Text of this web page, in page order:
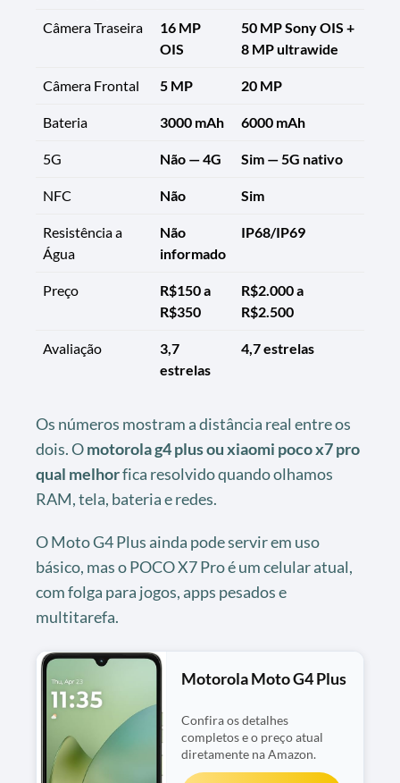
Câmera Traseira
16 MP
OIS
50 MP Sony OIS +
8 MP ultrawide
Câmera Frontal 5 MP 20 MP
Bateria 3000 mAh 6000 mAh
5G Não — 4G Sim — 5G nativo
NFC Não Sim
Resistência a
Água
Não
informado
IP68/IP69
Preço
R$150 a
R$350
R$2.000 a
R$2.500
Avaliação
3,7
estrelas
4,7 estrelas
Os números mostram a distância real entre os
dois. Omotorola g4 plus ou xiaomi poco x7 pro
qual melhorfica resolvido quando olhamos
RAM, tela, bateria e redes.
O Moto G4 Plus ainda pode servir em uso
básico, mas o POCO X7 Pro é um celular atual,
com folga para jogos, apps pesados e
multitarefa.
Motorola Moto G4 Plus
Confira os detalhes
completos e o preço atual
diretamente na Amazon.